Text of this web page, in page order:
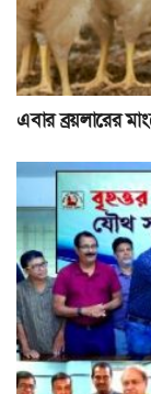
এবার ব্রয়লারের